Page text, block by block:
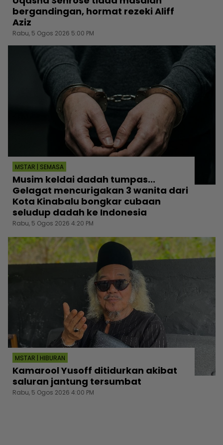
bergandingan, hormat rezeki Aliff
Aziz
Rabu, 5 Ogos 2026 5:00 PM
MSTAR | SEMASA
Musim keldai dadah tumpas...
Gelagat mencurigakan 3 wanita dari
Kota Kinabalu bongkar cubaan
seludup dadah ke Indonesia
Rabu, 5 Ogos 2026 4:20 PM
MSTAR | HIBURAN
Kamarool Yusoff ditidurkan akibat
saluran jantung tersumbat
Rabu, 5 Ogos 2026 4:00 PM